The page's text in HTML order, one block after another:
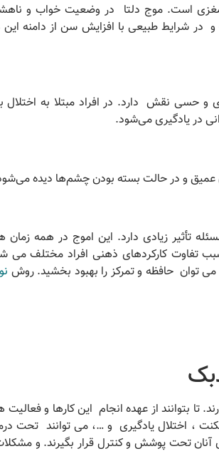
مغزی است. موج دلتا در وضعیت خواب و
شرایط طبیعی با افزایش سن از دامنه
حسی نقش دارد. در افراد مبتلا به اختلال
در یادگیری می‌شود.
عمیق و در حالت بسته بودن چشم‌ها دیده
تأثیر زیادی دارد. این اموج در همه زمان
تفاوت کارکردهای ذهنی افراد مختلف می
می توان حافظه و تمرکز را بهبود بخشید. روش
تا بتوانند از عهده انجام این کارها و فعالیت
، اختلال یادگیری و …، می توانند تحت
آنان تحت پوشش و کنترل قرار بگیرند. و